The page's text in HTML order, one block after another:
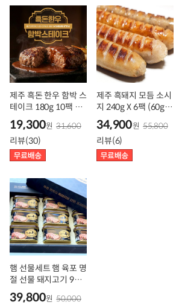
제주 흑돈 한우 함박 스
테이크 180g 10팩 4
팩, 전용트레이 간편식,
280도 직화 프리미엄
육즙, 압도적 맛의 차이
19,300원 31,600
리뷰(30)
제주 흑돼지 모듬 소시
지 240g X 6팩 (60g X
4종 /1팩)
34,900원 55,800
리뷰(6)
햄 선물세트 햄 육포 명
절 선물 돼지고기 90%
흑햄
39,800원 50,000